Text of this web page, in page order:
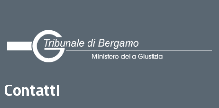
Contatti